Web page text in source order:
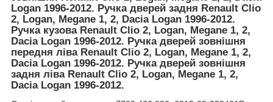
Logan 1996-2012. Ручка дверей задня Renault Clio
2, Logan, Megane 1, 2, Dacia Logan 1996-2012.
Ручка кузова Renault Clio 2, Logan, Megane 1, 2,
Dacia Logan 1996-2012. Ручка дверей зовнішня
передня ліва Renault Clio 2, Logan, Megane 1, 2,
Dacia Logan 1996-2012. Ручка дверей зовнішня
задня ліва Renault Clio 2, Logan, Megane 1, 2,
Dacia Logan 1996-2012.